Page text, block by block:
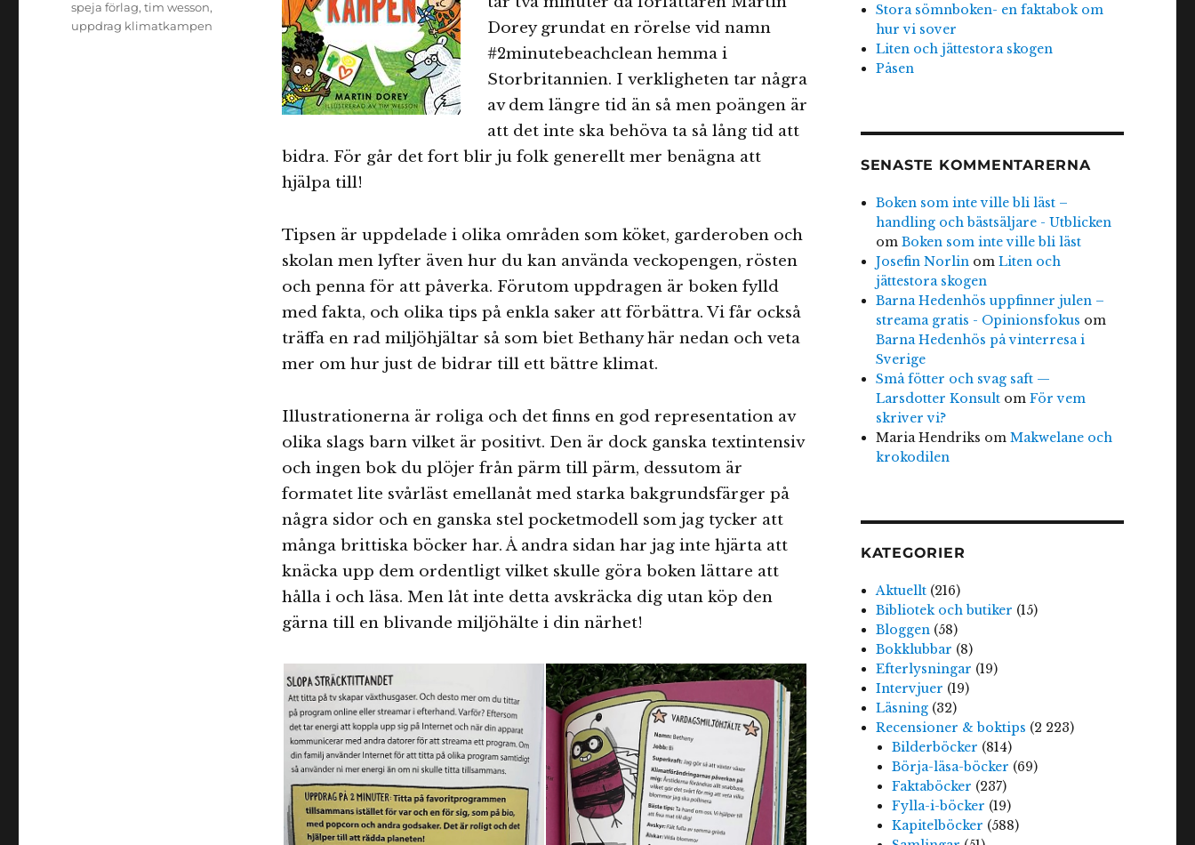
Dorey grundat en rörelse vid namn
#2minutebeachclean hemma i
Storbritannien. I verkligheten tar några
av dem längre tid än så men poängen är
att det inte ska behöva ta så lång tid att
bidra. För går det fort blir ju folk generellt mer benägna att
hjälpa till!
Tipsen är uppdelade i olika områden som köket, garderoben och
skolan men lyfter även hur du kan använda veckopengen, rösten
och penna för att påverka. Förutom uppdragen är boken fylld
med fakta, och olika tips på enkla saker att förbättra. Vi får också
träffa en rad miljöhjältar så som biet Bethany här nedan och veta
mer om hur just de bidrar till ett bättre klimat.
Illustrationerna är roliga och det finns en god representation av
olika slags barn vilket är positivt. Den är dock ganska textintensiv
och ingen bok du plöjer från pärm till pärm, dessutom är
formatet lite svårläst emellanåt med starka bakgrundsfärger på
några sidor och en ganska stel pocketmodell som jag tycker att
många brittiska böcker har. Å andra sidan har jag inte hjärta att
knäcka upp dem ordentligt vilket skulle göra boken lättare att
hålla i och läsa. Men låt inte detta avskräcka dig utan köp den
gärna till en blivande miljöhälte i din närhet!
speja förlag,tim wesson,
uppdrag klimatkampen
Stora sömnboken- en faktabok om
hur vi sover
Liten och jättestora skogen
Påsen
SENASTE KOMMENTARERNA
Boken som inte ville bli läst –
handling och bästsäljare - Utblicken
omBoken som inte ville bli läst
Josefin Norlin omLiten och
jättestora skogen
Barna Hedenhös uppfinner julen –
streama gratis - Opinionsfokus om
Barna Hedenhös på vinterresa i
Sverige
Små fötter och svag saft —
Larsdotter Konsult omFör vem
skriver vi?
Maria Hendriks omMakwelane och
krokodilen
KATEGORIER
Aktuellt (216)
Bibliotek och butiker (15)
Bloggen (58)
Bokklubbar (8)
Efterlysningar (19)
Intervjuer (19)
Läsning (32)
Recensioner & boktips (2 223)
Bilderböcker (814)
Börja-läsa-böcker (69)
Faktaböcker (237)
Fylla-i-böcker (19)
Kapitelböcker (588)